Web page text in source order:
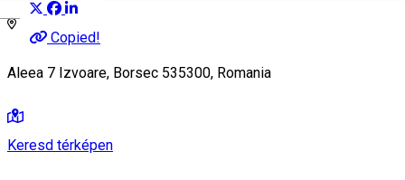
Magyar
Copied!
Aleea 7 Izvoare, Borsec 535300, Romania
Keresd térképen